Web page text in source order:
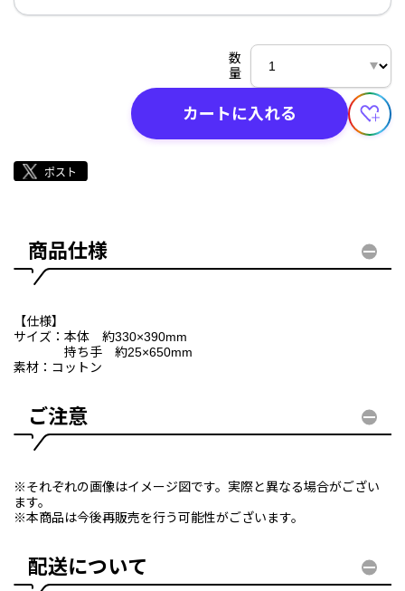
数
量
カートに入れる
商品仕様
【仕様】
サイズ：本体 約330×390mm
持ち手 約25×650mm
素材：コットン
ご注意
※それぞれの画像はイメージ図です。実際と異なる場合がござい
ます。
※本商品は今後再販売を行う可能性がございます。
配送について